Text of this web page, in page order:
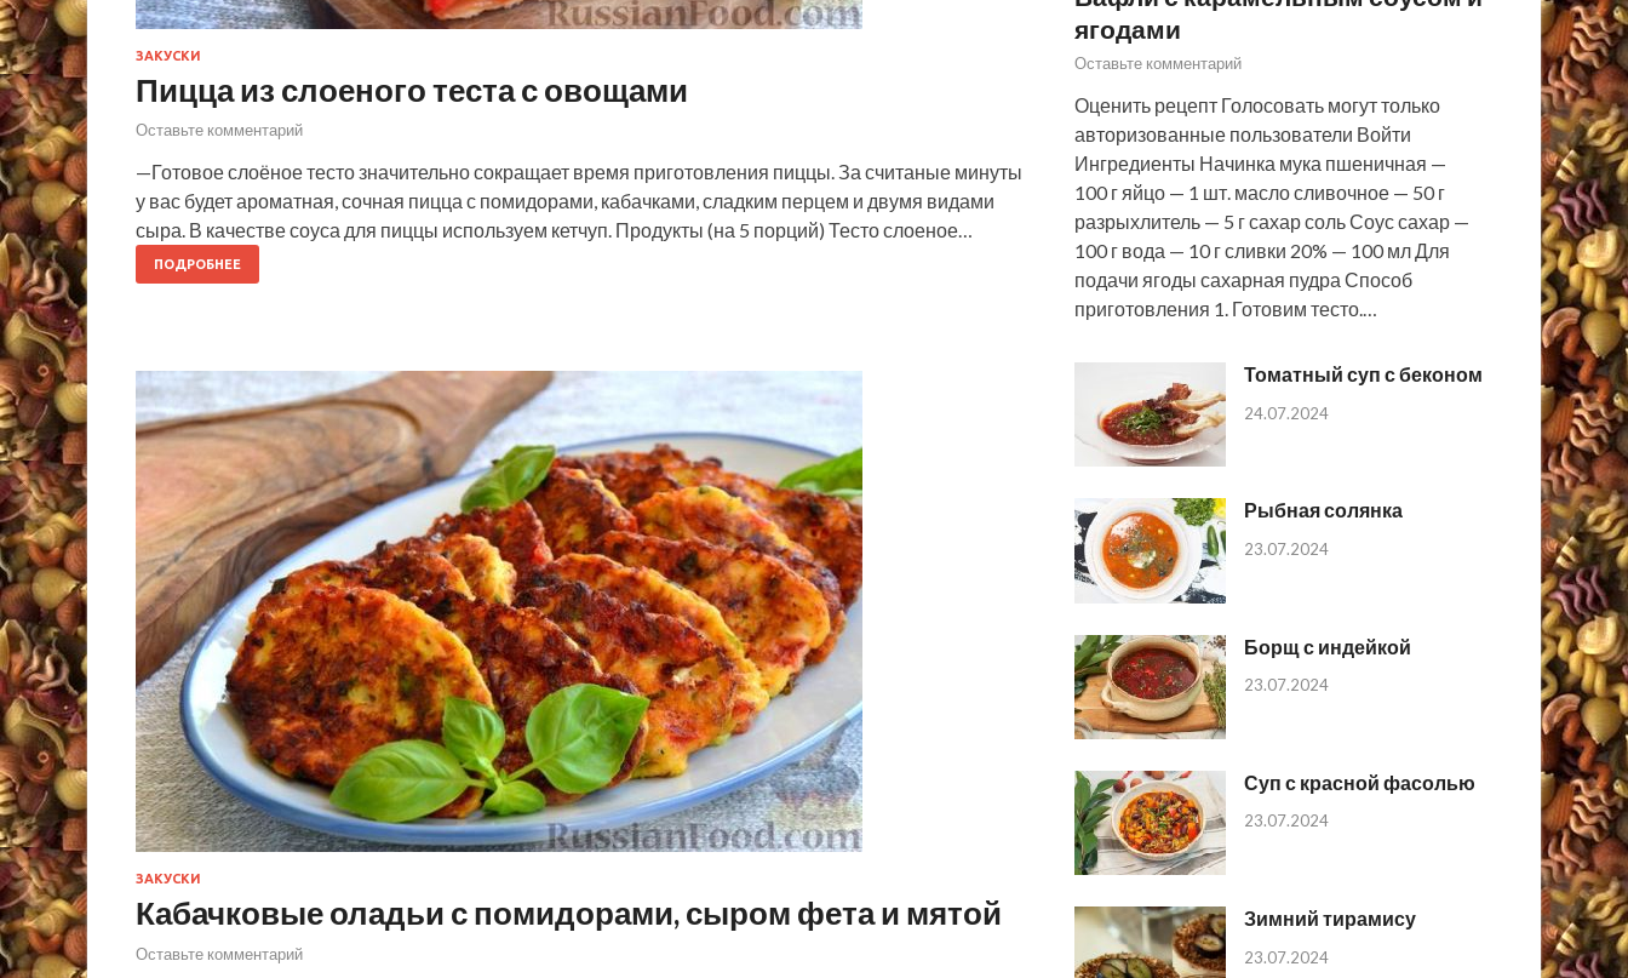
ЗАКУСКИ
Пицца из слоеного теста с овощами
Оставьте комментарий
—Готовое слоёное тесто значительно сокращает время приготовления пиццы. За считаные минуты
у вас будет ароматная, сочная пицца с помидорами, кабачками, сладким перцем и двумя видами
сыра. В качестве соуса для пиццы используем кетчуп. Продукты (на 5 порций) Тесто слоеное…
ПОДРОБНЕЕ
ЗАКУСКИ
Кабачковые оладьи с помидорами, сыром фета и мятой
Оставьте комментарий
ягодами
Оставьте комментарий
Оценить рецепт Голосовать могут только
авторизованные пользователи Войти
Ингредиенты Начинка мука пшеничная —
100 г яйцо — 1 шт. масло сливочное — 50 г
разрыхлитель — 5 г сахар соль Соус сахар —
100 г вода — 10 г сливки 20% — 100 мл Для
подачи ягоды сахарная пудра Способ
приготовления 1. Готовим тесто.…
Томатный суп с беконом
24.07.2024
Рыбная солянка
23.07.2024
Борщ с индейкой
23.07.2024
Суп с красной фасолью
23.07.2024
Зимний тирамису
23.07.2024